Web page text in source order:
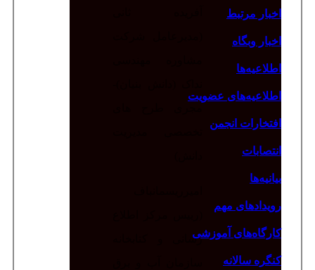
اخبار مرتبط
اخبار وبگاه
اطلاعیه‌ها
اطلاعیه‌های عضویت
افتخارات انجمن
انتصابات
بیانیه‌ها
رویدادهای مهم
کارگاه‌های آموزشی
کنگره سالانه
رسانی و کتابخانه